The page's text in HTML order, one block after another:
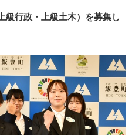
級行政・上級土木）を募集し